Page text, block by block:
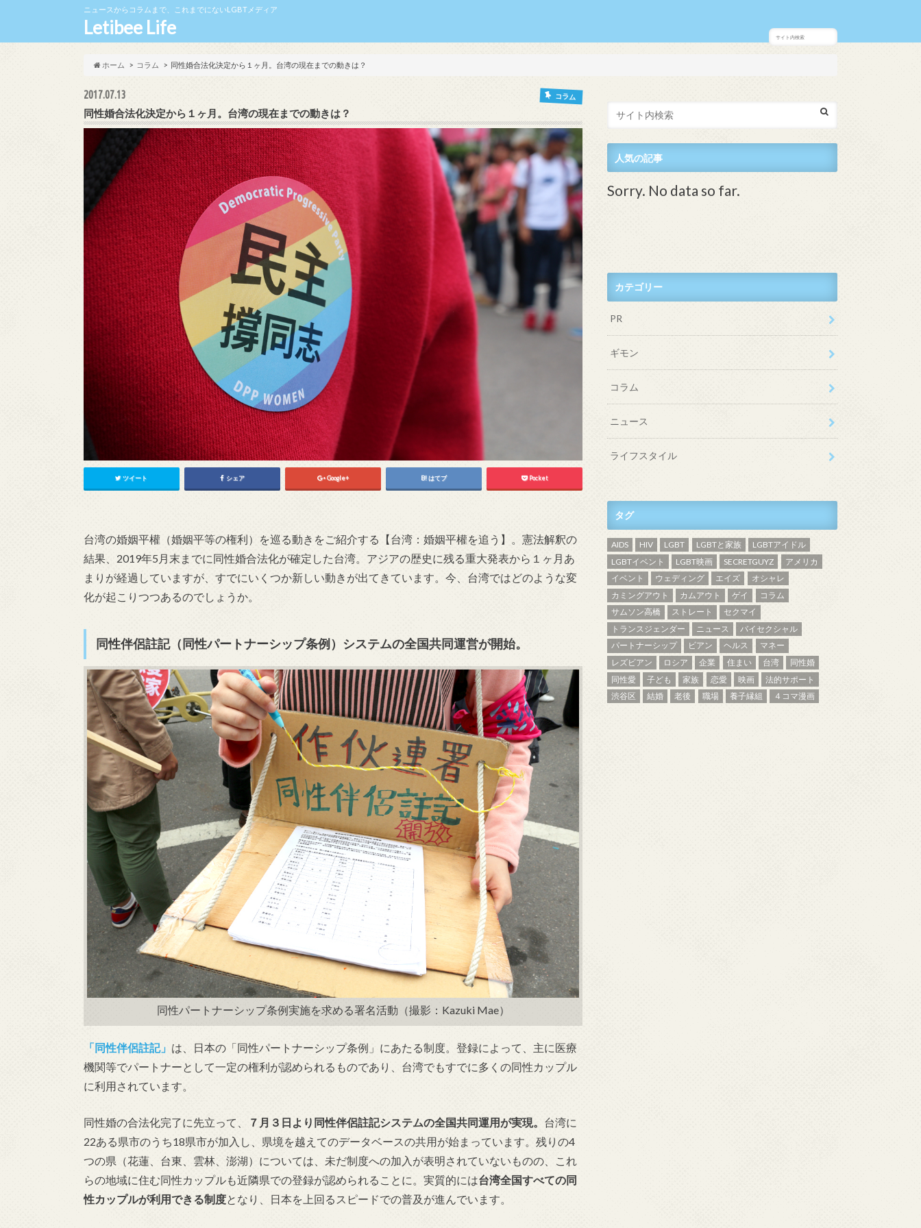
ニュースからコラムまで、これまでにないLGBTメディア
Letibee Life
ホーム コラム 同性婚合法化決定から１ヶ月。台湾の現在までの動きは？
2017.07.13 コラム
同性婚合法化決定から１ヶ月。台湾の現在までの動きは？
ツイート シェア Google+ はてブ Pocket
台湾の婚姻平權（婚姻平等の権利）を巡る動きをご紹介する【台湾：婚姻平權を追う】。憲法解釈の
結果、2019年5月末までに同性婚合法化が確定した台湾。アジアの歴史に残る重大発表から１ヶ月あ
まりが経過していますが、すでにいくつか新しい動きが出てきています。今、台湾ではどのような変
化が起こりつつあるのでしょうか。
同性伴侶註記（同性パートナーシップ条例）システムの全国共同運営が開始。
同性パートナーシップ条例実施を求める署名活動（撮影：Kazuki Mae）
「同性伴侶註記」 は、日本の「同性パートナーシップ条例」にあたる制度。登録によって、主に医療
機関等でパートナーとして一定の権利が認められるものであり、台湾でもすでに多くの同性カップル
に利用されています。
同性婚の合法化完了に先立って、 ７月３日より同性伴侶註記システムの全国共同運用が実現。 台湾に
22ある県市のうち18県市が加入し、県境を越えてのデータベースの共用が始まっています。残りの4
つの県（花蓮、台東、雲林、澎湖）については、未だ制度への加入が表明されていないものの、これ
らの地域に住む同性カップルも近隣県での登録が認められることに。実質的には台湾全国すべての同
性カップルが利用できる制度となり、日本を上回るスピードでの普及が進んでいます。
人気の記事
Sorry. No data so far.
カテゴリー
PR
ギモン
コラム
ニュース
ライフスタイル
タグ
AIDS HIV LGBT LGBTと家族
LGBTアイドル
LGBTイベント
LGBT映画 SECRETGUYZ
アメリカ
イベント
ウェディング エイズ
オシャレ
カミングアウト
カムアウト ゲイ
コラム
サムソン高橋
ストレート
セクマイ
トランスジェンダー
ニュース
バイセクシャル
パートナーシップ
ビアン ヘルス
マネー
レズビアン
ロシア 企業 住まい 台湾
同性婚
同性愛
子ども 家族 恋愛 映画
法的サポート
渋谷区
結婚 老後 職場 養子縁組 ４コマ漫画